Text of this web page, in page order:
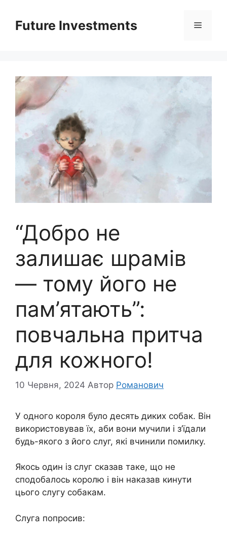
вмістуFuture Investments Меню
“Добро не
залишає шрамів
— тому його не
пам’ятають”:
повчальна притча
для кожного!
10 Червня, 2024 Автор Романович
У одного короля було десять диких собак. Він
використовував їх, аби вони мучили і з’їдали
будь-якого з його слуг, які вчинили помилку.
Якось один із слуг сказав таке, що не
сподобалось королю і він наказав кинути
цього слугу собакам.
Слуга попросив: